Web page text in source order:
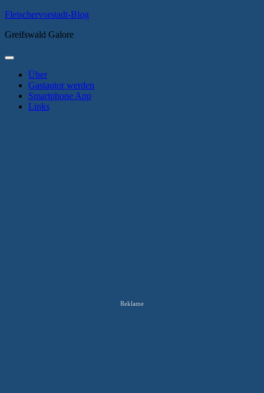
Zum
springen
Fleischervorstadt-Blog
Greifswald Galore
Primäres
Über
Gastautor werden
Smartphone App
Links
Reklame